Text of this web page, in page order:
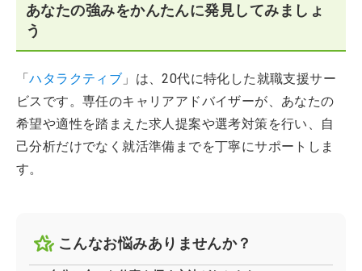
あなたの強みをかんたんに発見してみましょ
う
「ハタラクティブ 」は、20代に特化した就職支援サー
ビスです。専任のキャリアアドバイザーが、あなたの
希望や適性を踏まえた求人提案や選考対策を行い、自
己分析だけでなく就活準備までを丁寧にサポートしま
す。
こんなお悩みありませんか？